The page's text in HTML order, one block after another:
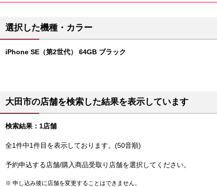
選択した機種・カラー
iPhone SE（第2世代） 64GB ブラック
大田市の店舗を検索した結果を表示しています
検索結果：1店舗
全1件中1件目を表示しております。(50音順)
予約申込する店舗/購入商品受取り店舗を選択してください。
申し込み後に店舗を変更することはできません。